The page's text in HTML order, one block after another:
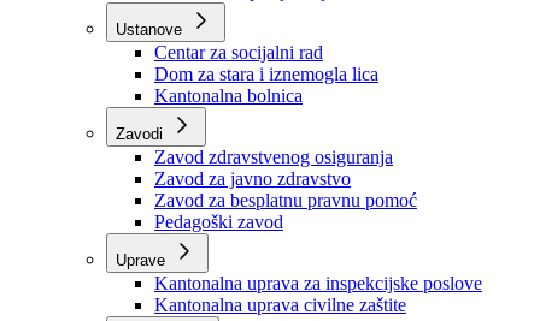
Služba za odnose s javnošću
Služba za zajedničke poslove
Služba za zapošljavanje
Ustanove
Centar za socijalni rad
Dom za stara i iznemogla lica
Kantonalna bolnica
Zavodi
Zavod zdravstvenog osiguranja
Zavod za javno zdravstvo
Zavod za besplatnu pravnu pomoć
Pedagoški zavod